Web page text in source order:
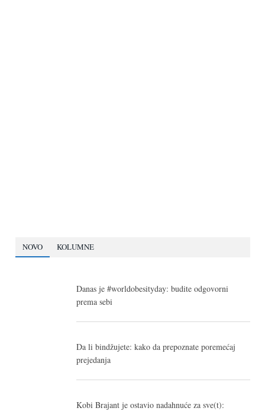
NOVO KOLUMNE
Danas je #worldobesityday: budite odgovorni
prema sebi
Da li bindžujete: kako da prepoznate poremećaj
prejedanja
Kobi Brajant je ostavio nadahnuće za sve(t):